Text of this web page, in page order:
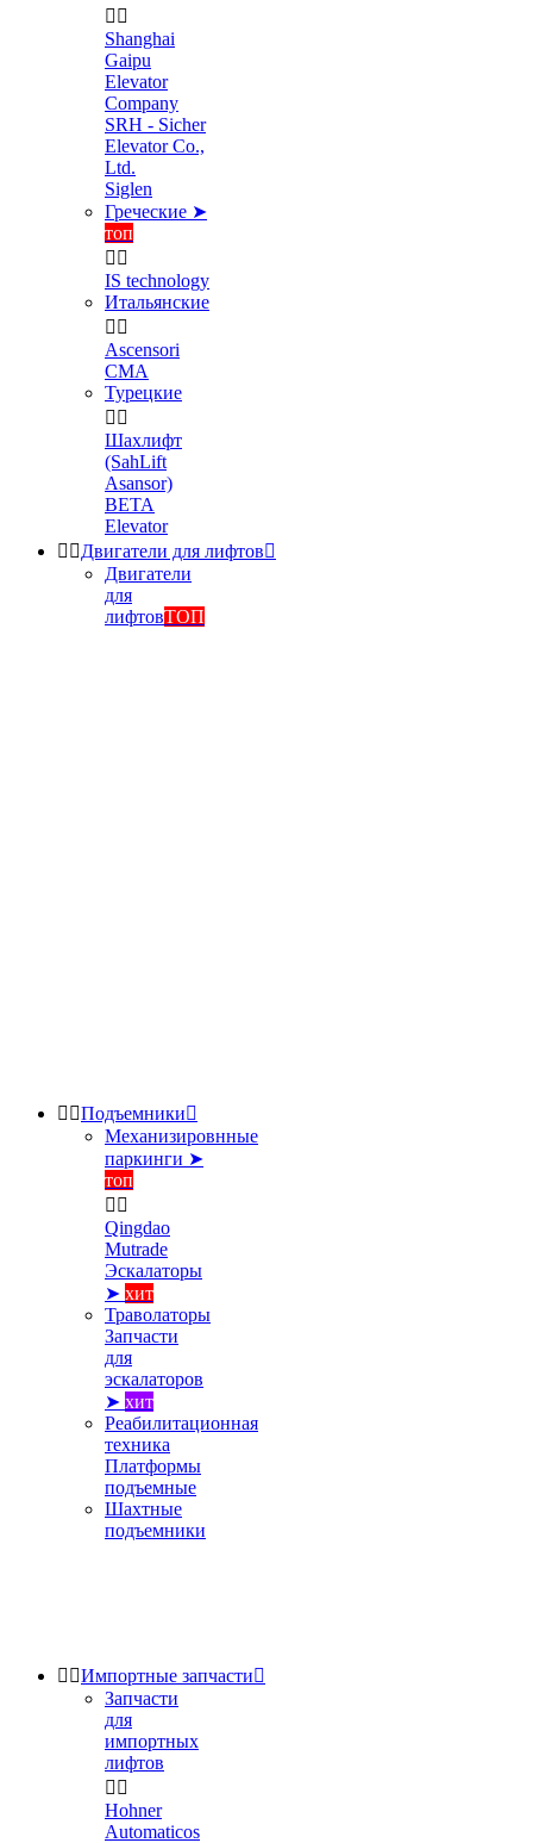
 
Shanghai
Gaipu
Elevator
Company
SRH - Sicher
Elevator Co.,
Ltd.
Siglen
Греческие ➤
топ
 
IS technology
Итальянские
 
Ascensori
CMA
Турецкие
 
Шахлифт
(SahLift
Asansor)
BETA
Elevator
 Двигатели для лифтов
Двигатели
для
лифтовТОП
 Подъемники
Механизировнные
паркинги ➤
топ
 
Qingdao
Mutrade
Эскалаторы
➤ хит
Траволаторы
Запчасти
для
эскалаторов
➤ хит
Реабилитационная
техника
Платформы
подъемные
Шахтные
подъемники
 Импортные запчасти
Запчасти
для
импортных
лифтов
 
Hohner
Automaticos